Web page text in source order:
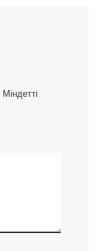
Міндетті